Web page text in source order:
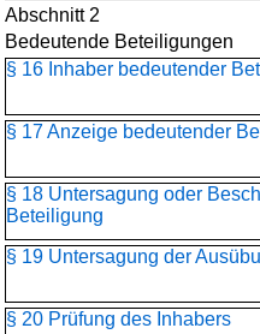
Abschnitt 2
Bedeutende Beteiligungen
§ 16 Inhaber bedeutender
§ 17 Anzeige bedeutender
§ 18 Untersagung oder
Beteiligung
§ 19 Untersagung der
§ 20 Prüfung des Inhabers